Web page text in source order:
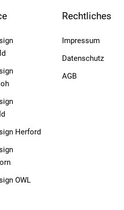
Herford
OWL
Rechtliches
Impressum
Datenschutz
AGB